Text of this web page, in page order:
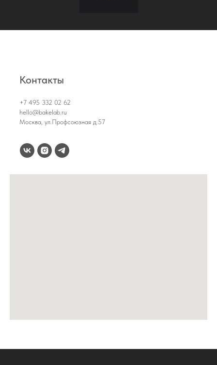
Контакты
+7 495 332 02 62
hello@bakelab.ru
Москва, ул.Профсоюзная д.57